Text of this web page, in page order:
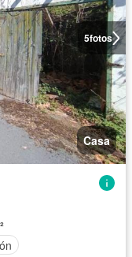
5fotos
Casa